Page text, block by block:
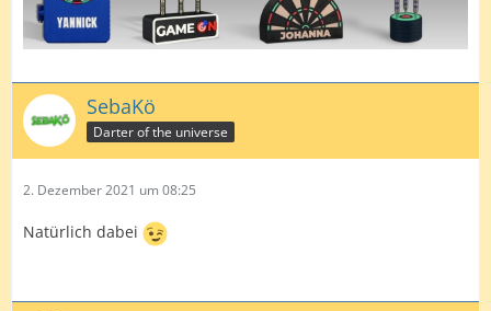
SebaKö
Darter of the universe
2. Dezember 2021 um 08:25
Natürlich dabei